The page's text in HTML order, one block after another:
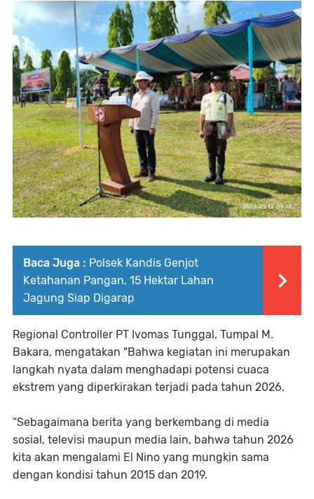
Baca Juga : Polsek Kandis Genjot
Ketahanan Pangan, 15 Hektar Lahan
Jagung Siap Digarap
Regional Controller PT Ivomas Tunggal, Tumpal M.
Bakara, mengatakan "Bahwa kegiatan ini merupakan
langkah nyata dalam menghadapi potensi cuaca
ekstrem yang diperkirakan terjadi pada tahun 2026.
“Sebagaimana berita yang berkembang di media
sosial, televisi maupun media lain, bahwa tahun 2026
kita akan mengalami El Nino yang mungkin sama
dengan kondisi tahun 2015 dan 2019.